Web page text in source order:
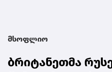
მსოფლიო
ბრიტანეთმა